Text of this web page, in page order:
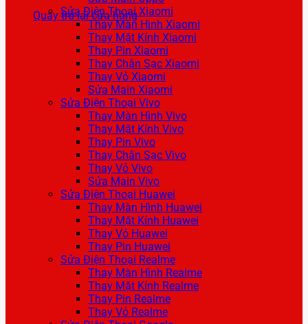
Quay trở lại cửa hàng
Sửa Điện Thoại Xiaomi
Thay Màn Hình Xiaomi
Thay Mặt Kính Xiaomi
Thay Pin Xiaomi
Thay Chân Sạc Xiaomi
Thay Vỏ Xiaomi
Sửa Main Xiaomi
Sửa Điện Thoại Vivo
Thay Màn Hình Vivo
Thay Mặt Kính Vivo
Thay Pin Vivo
Thay Chân Sạc Vivo
Thay Vỏ Vivo
Sửa Main Vivo
Sửa Điện Thoại Huawei
Thay Màn Hình Huawei
Thay Mặt Kính Huawei
Thay Vỏ Huawei
Thay Pin Huawei
Sửa Điện Thoại Realme
Thay Màn Hình Realme
Thay Mặt Kính Realme
Thay Pin Realme
Thay Vỏ Realme